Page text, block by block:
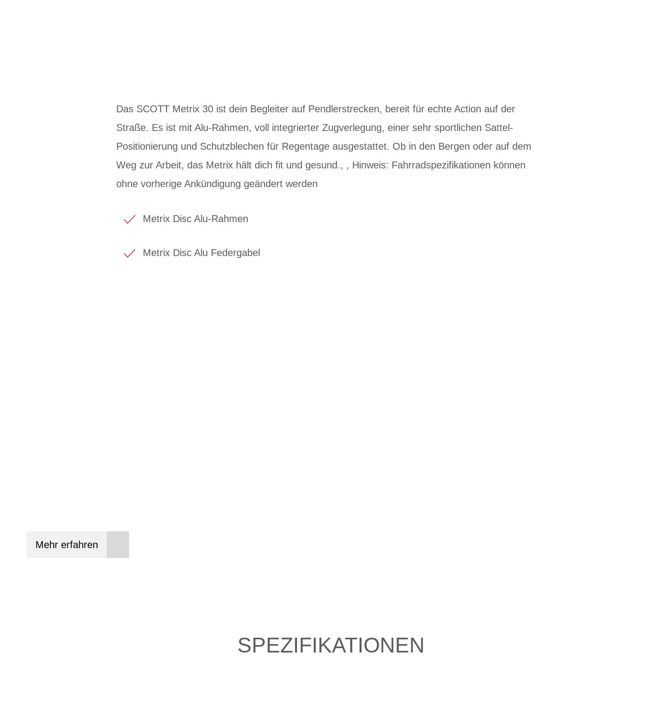
Das SCOTT Metrix 30 ist dein Begleiter auf Pendlerstrecken, bereit für echte Action auf der
Straße. Es ist mit Alu-Rahmen, voll integrierter Zugverlegung, einer sehr sportlichen Sattel-
Positionierung und Schutzblechen für Regentage ausgestattet. Ob in den Bergen oder auf dem
Weg zur Arbeit, das Metrix hält dich fit und gesund., , Hinweis: Fahrradspezifikationen können
ohne vorherige Ankündigung geändert werden
Metrix Disc Alu-Rahmen
Metrix Disc Alu Federgabel
Mehr erfahren
SPEZIFIKATIONEN